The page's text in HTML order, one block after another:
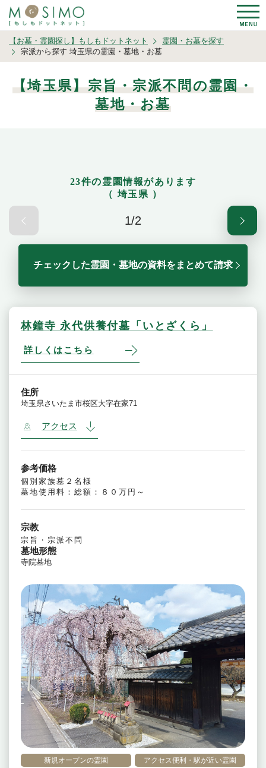
【お墓・霊園探し】もしもドットネット
霊園・お墓を探す
宗派から探す 埼玉県の霊園・墓地・お墓
【埼玉県】宗旨・宗派不問の霊園・
墓地・お墓
23件の霊園情報があります
（ 埼玉県 ）
1/2
チェックした霊園・墓地の資料をまとめて請求
林鐘寺 永代供養付墓「いとざくら」
詳しくはこちら
新規オープンの霊園
アクセス便利・駅が近い霊園
住所
埼玉県さいたま市桜区大字在家71
アクセス
参考価格
個別家族墓２名様
墓地使用料：総額：８０万円～
宗教
宗旨・宗派不問
墓地形態
寺院墓地